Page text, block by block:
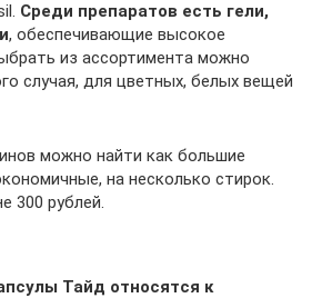
Среди препаратов есть гели,
, обеспечивающие высокое
из ассортимента можно
случая, для цветных, белых вещей
можно найти как большие
на несколько стирок.
300 рублей.
Тайд относятся к